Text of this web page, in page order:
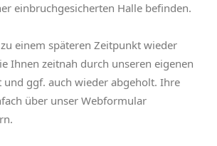
einbruchgesicherten Halle befinden.
einem späteren Zeitpunkt wieder
Ihnen zeitnah durch unseren eigenen
ggf. auch wieder abgeholt. Ihre
über unser Webformular